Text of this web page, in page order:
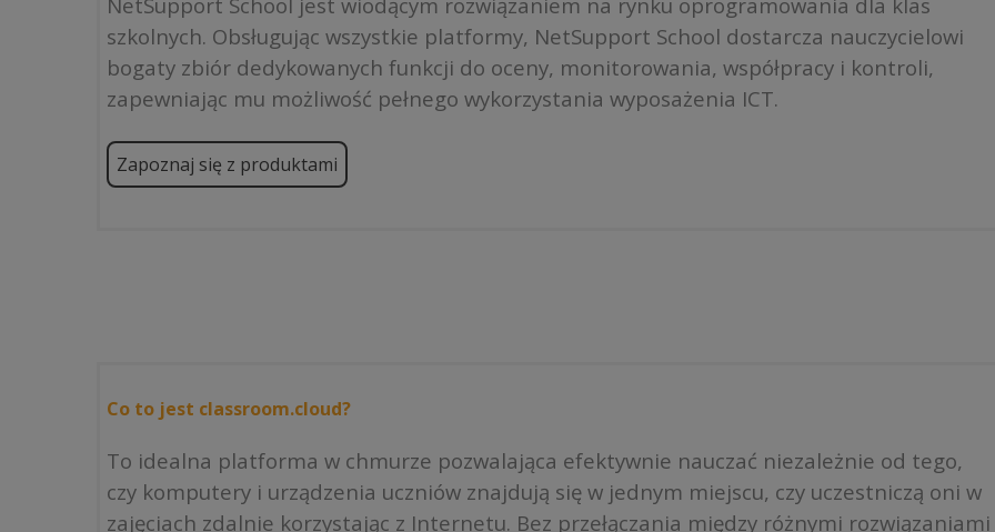
szkolnych. Obsługując wszystkie platformy, NetSupport School dostarcza nauczycielowi
bogaty zbiór dedykowanych funkcji do oceny, monitorowania, współpracy i kontroli,
zapewniając mu możliwość pełnego wykorzystania wyposażenia ICT.
Zapoznaj się z produktami
Co to jest classroom.cloud?
To idealna platforma w chmurze pozwalająca efektywnie nauczać niezależnie od tego,
czy komputery i urządzenia uczniów znajdują się w jednym miejscu, czy uczestniczą oni w
zajęciach zdalnie korzystając z Internetu. Bez przełączania między różnymi rozwiązaniami